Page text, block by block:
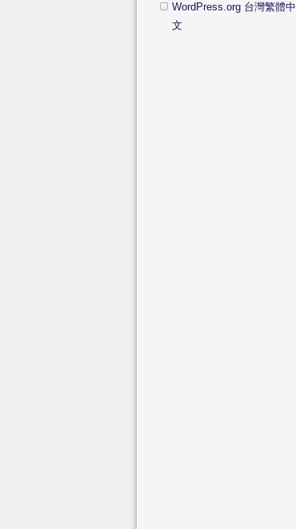
WordPress.org 台灣繁體中
文